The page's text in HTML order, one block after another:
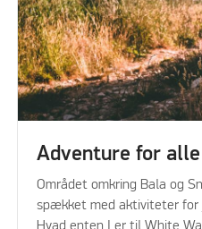
Adventure for alle
Området omkring Bala og
spækket med aktiviteter for